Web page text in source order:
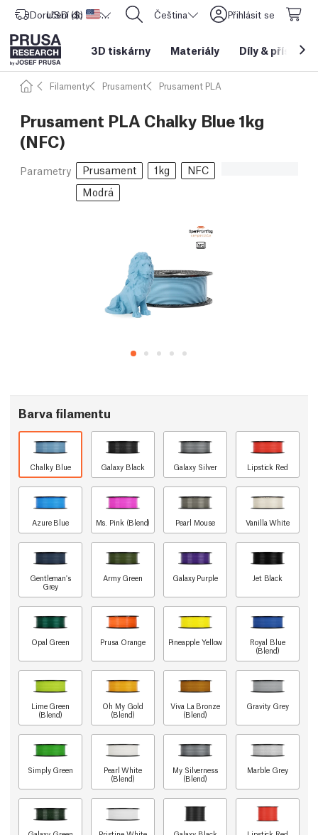
Doručení do Spojené státy americké
USD ($) CORE One L: Nyní skladem! Čeština Přihlásit se
3D tiskárny Materiály Díly &
Filamenty Prusament Prusament PLA
Prusament PLA Chalky Blue 1kg
(NFC)
Parametry Prusament 1kg
NFC
Modrá
Barva filamentu
Chalky Blue Galaxy Black Galaxy Silver Lipstick Red
Azure Blue Ms. Pink (Blend) Pearl Mouse Vanilla White
Gentleman's
Grey
Army Green Galaxy Purple Jet Black
Opal Green Prusa Orange Pineapple Yellow
Royal Blue
(Blend)
Lime Green
(Blend)
Oh My Gold
(Blend)
Viva La Bronze
(Blend)
Gravity Grey
Simply Green
Pearl White
(Blend)
My Silverness
(Blend)
Marble Grey